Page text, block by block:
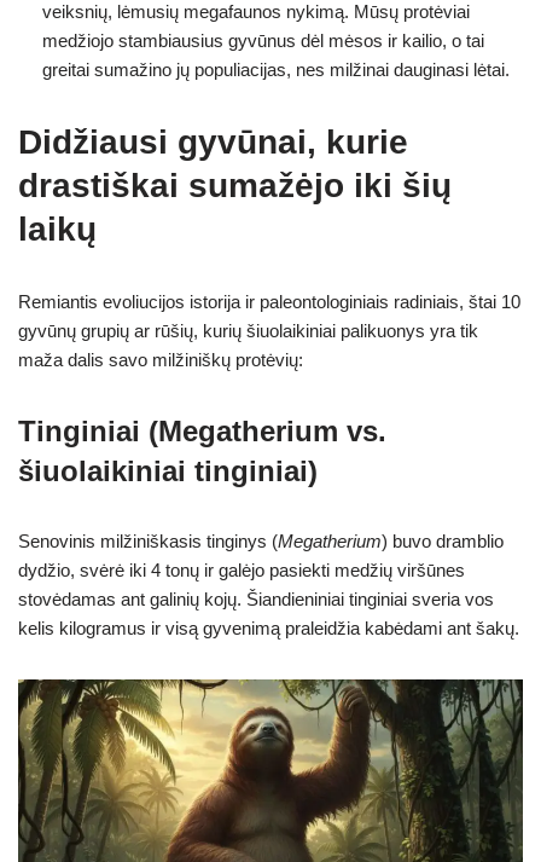
veiksnių, lėmusių megafaunos nykimą. Mūsų protėviai
medžiojo stambiausius gyvūnus dėl mėsos ir kailio, o tai
greitai sumažino jų populiacijas, nes milžinai dauginasi lėtai.
Didžiausi gyvūnai, kurie
drastiškai sumažėjo iki šių
laikų
Remiantis evoliucijos istorija ir paleontologiniais radiniais, štai 10
gyvūnų grupių ar rūšių, kurių šiuolaikiniai palikuonys yra tik
maža dalis savo milžiniškų protėvių:
Tinginiai (Megatherium vs.
šiuolaikiniai tinginiai)
Senovinis milžiniškasis tinginys (Megatherium) buvo dramblio
dydžio, svėrė iki 4 tonų ir galėjo pasiekti medžių viršūnes
stovėdamas ant galinių kojų. Šiandieniniai tinginiai sveria vos
kelis kilogramus ir visą gyvenimą praleidžia kabėdami ant šakų.